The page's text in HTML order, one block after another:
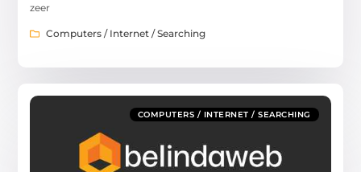
zeer
Computers / Internet / Searching
COMPUTERS / INTERNET / SEARCHING